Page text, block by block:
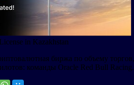
in Kazakhstan
биржа по объему
команды Oracle Red Bull Racing.